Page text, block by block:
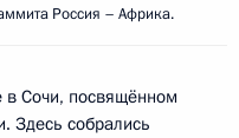
Россия – Африка.
в Сочи, посвящённом
Здесь собрались